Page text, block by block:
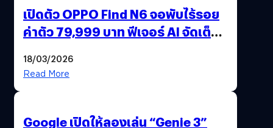
เปิดตัว OPPO Find N6 จอพับไร้รอย
ค่าตัว 79,999 บาท ฟีเจอร์ AI จัดเต็ม
18/03/2026
Read More
Google เปิดให้ลองเล่น “Genie 3”